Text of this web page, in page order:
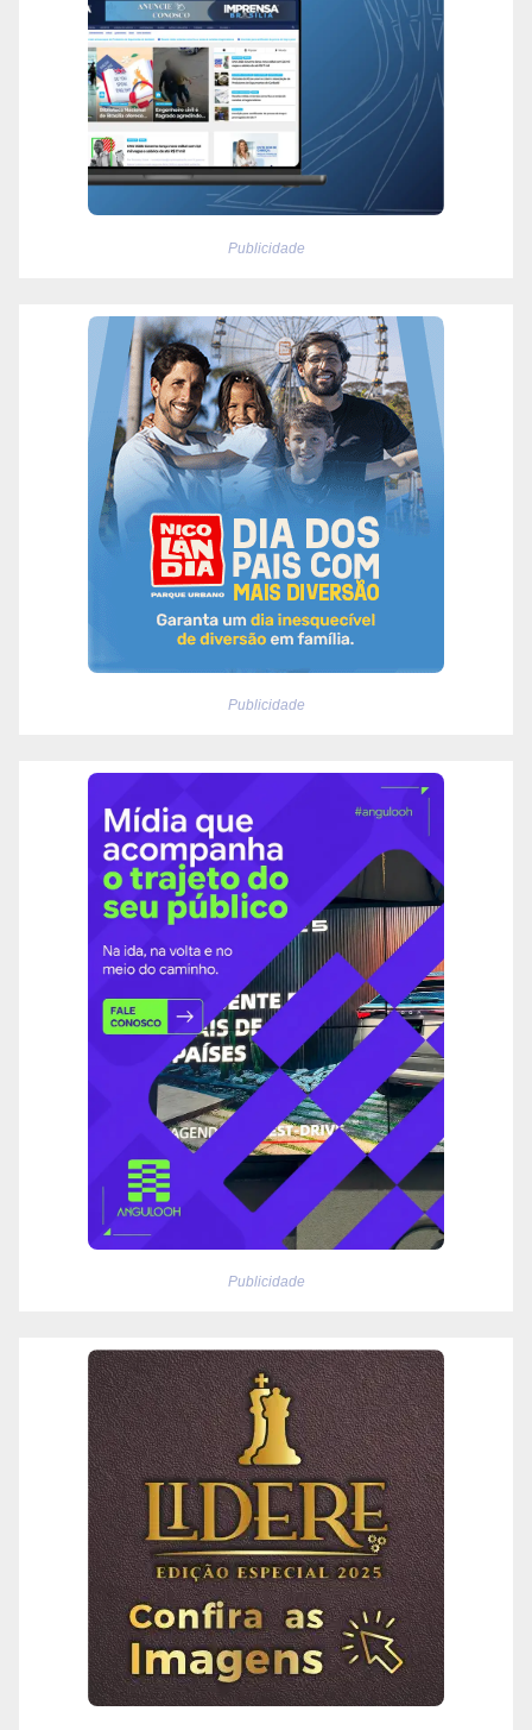
Publicidade
Publicidade
Publicidade